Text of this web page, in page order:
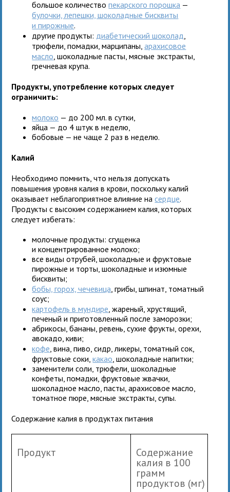
большое количествопекарского порошка —
булочки, лепешки, шоколадные бисквиты
и пирожные.
другие продукты: диабетический шоколад
трюфели, помадки, марципаны,арахисовое
масло , шоколадные пасты, мясные экстракты,
гречневая крупа.
Продукты, употребление которых следует
ограничить:
молоко — до 200 мл. в сутки,
яйца — до 4 штук в неделю,
бобовые — не чаще 2 раз в неделю.
Калий
Необходимо помнить, что нельзя допускать
повышения уровня калия в крови, поскольку калий
оказывает неблагоприятное влияние насердце.
Продукты с высоким содержанием калия, которых
следует избегать:
молочные продукты: сгущенка
и концентрированное молоко;
все виды отрубей, шоколадные и фруктовые
пирожные и торты, шоколадные и изюмные
бисквиты;
бобы, горох, чечевица , грибы, шпинат, томатный
соус;
картофель в мундире , жареный, хрустящий,
печеный и приготовленный после заморозки;
абрикосы, бананы, ревень, сухие фрукты, орехи,
авокадо, киви;
кофе , вина, пиво, сидр, ликеры, томатный сок,
фруктовые соки,какао , шоколадные напитки;
заменители соли, трюфели, шоколадные
конфеты, помадки, фруктовые жвачки,
шоколадное масло, пасты, арахисовое масло,
томатное пюре, мясные экстракты, супы.
Содержание калия в продуктах питания
Продукт Содержание
калия в 100
грамм
продуктов (мг)